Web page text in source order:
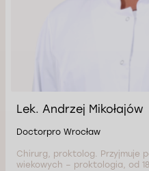
Lek. Andrzej Mikołajów
Doctorpro Wrocław
Chirurg, proktolog. Przyjmuje
wiekowych – proktologia, od